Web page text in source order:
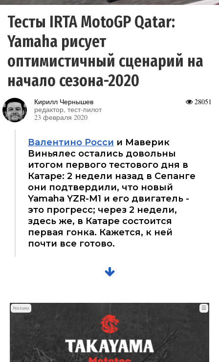
Тесты IRTA MotoGP Qatar:
Yamaha рисует
оптимистичный сценарий на
начало сезона-2020
28051
Кирилл Чернышев
редактор, тест-пилот
23 февраля 2020
Валентино Росси и Маверик
Виньялес остались довольны
итогом первого тестового дня в
Катаре: 2 недели назад в Сепанге
они подтвердили, что новый
Yamaha YZR-M1 и его двигатель -
это прогресс; через 2 недели,
здесь же, в Катаре состоится
первая гонка. Кажется, к ней
почти все готово.
Реклама ☰